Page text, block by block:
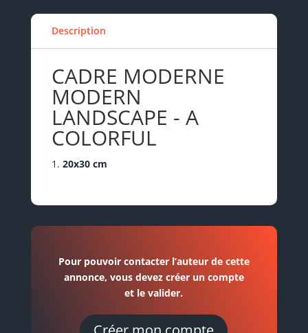
Description
CADRE MODERNE
MODERN
LANDSCAPE - A
COLORFUL
20x30 cm
Pour pouvoir contacter l’auteur de cette
annonce, vous devez créer un compte
et le valider.